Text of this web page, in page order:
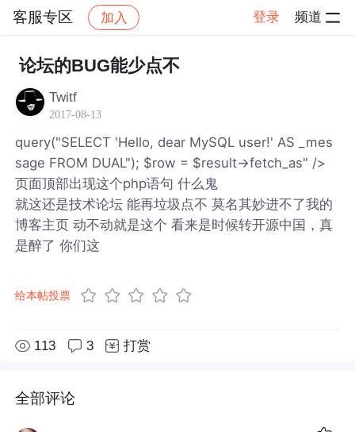
客服专区 加入 登录 频道
社区 客服专区 帖子详情
论坛的BUG能少点不
Twitf
2017-08-13
query("SELECT 'Hello, dear MySQL user!' AS _mes
sage FROM DUAL"); $row = $result->fetch_as" />
页面顶部出现这个php语句 什么鬼
就这还是技术论坛 能再垃圾点不 莫名其妙进不了我的
博客主页 动不动就是这个 看来是时候转开源中国，真
是醉了 你们这
给本帖投票
113 3 打赏
全部评论